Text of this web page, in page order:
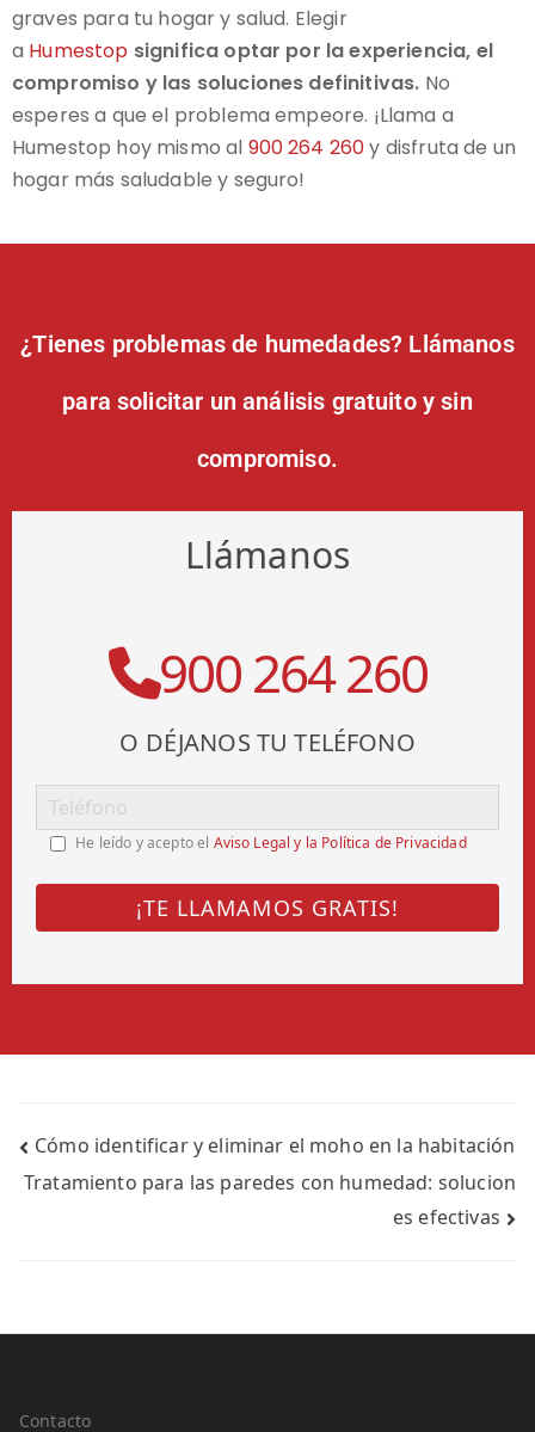
graves para tu hogar y salud. Elegir
a Humestop significa optar por la experiencia, el
compromiso y las soluciones definitivas. No
esperes a que el problema empeore. ¡Llama a
Humestop hoy mismo al 900 264 260y disfruta de un
hogar más saludable y seguro!
¿Tienes problemas de humedades? Llámanos
para solicitar un análisis gratuito y sin
compromiso.
Llámanos
900 264 260
O DÉJANOS TU TELÉFONO
He leído y acepto el Aviso Legal y la Política de Privacidad
Cómo identificar y eliminar el moho en la habitación
Tratamiento para las paredes con humedad: solucion
es efectivas
Contacto